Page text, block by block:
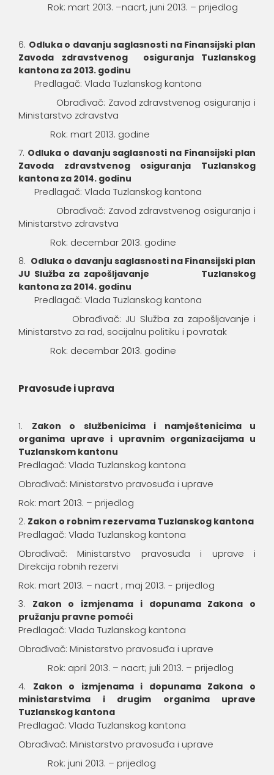
Rok: mart 2013. –nacrt, juni 2013. – prijedlog
Odluka o davanju saglasnosti na Finansijski plan
Zavoda zdravstvenog osiguranja Tuzlanskog
kantona za 2013. godinu
Predlagač: Vlada Tuzlanskog kantona
Obrađivač: Zavod zdravstvenog osiguranja i
Ministarstvo zdravstva
Rok: mart 2013. godine
Odluka o davanju saglasnosti na Finansijski plan
Zavoda zdravstvenog osiguranja Tuzlanskog
kantona za 2014. godinu
Predlagač: Vlada Tuzlanskog kantona
Obrađivač: Zavod zdravstvenog osiguranja i
Ministarstvo zdravstva
Rok: decembar 2013. godine
Odluka o davanju saglasnosti na Finansijski plan
JU Služba za zapošljavanje Tuzlanskog
kantona za 2014. godinu
Predlagač: Vlada Tuzlanskog kantona
Obrađivač: JU Služba za zapošljavanje i
Ministarstvo za rad, socijalnu politiku i povratak
Rok: decembar 2013. godine
Pravosuđe i uprava
Zakon o službenicima i namještenicima u
organima uprave i upravnim organizacijama u
Tuzlanskom kantonu
Predlagač: Vlada Tuzlanskog kantona
Obrađivač: Ministarstvo pravosuđa i uprave
Rok: mart 2013. – prijedlog
Zakon o robnim rezervama Tuzlanskog kantona
Predlagač: Vlada Tuzlanskog kantona
Obrađivač: Ministarstvo pravosuđa i uprave i
Direkcija robnih rezervi
Rok: mart 2013. – nacrt ; maj 2013. - prijedlog
Zakon o izmjenama i dopunama Zakona o
pružanju pravne pomoći
Predlagač: Vlada Tuzlanskog kantona
Obrađivač: Ministarstvo pravosuđa i uprave
Rok: april 2013. – nacrt; juli 2013. – prijedlog
Zakon o izmjenama i dopunama Zakona o
ministarstvima i drugim organima uprave
Tuzlanskog kantona
Predlagač: Vlada Tuzlanskog kantona
Obrađivač: Ministarstvo pravosuđa i uprave
Rok: juni 2013. – prijedlog